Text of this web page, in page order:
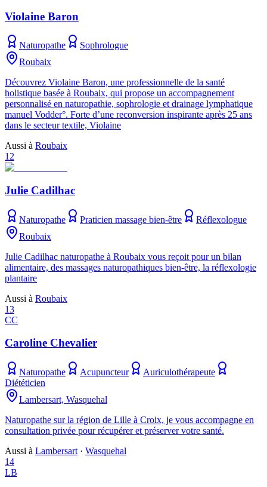
Violaine Baron
Naturopathe
Sophrologue
Roubaix
Découvrez Violaine Baron, une professionnelle de la santé
holistique basée à Roubaix, qui propose un accompagnement
personnalisé en naturopathie, sophrologie et drainage lymphatique
manuel Vodder°. Forte d’une reconversion inspirante après 25 ans
dans le secteur textile, Violaine
Aussi à Roubaix
12
Julie Cadilhac
Naturopathe Praticien massage bien-être
Réflexologue
Roubaix
Julie Cadilhac naturopathe à Roubaix vous reçoit pour un bilan
alimentaire, des massages naturopathiques bien-être, la réflexologie
plantaire
Aussi à Roubaix
13
CC
Caroline Chevalier
Naturopathe Acupuncteur
Auriculothérapeute
Diététicien
Lambersart, Wasquehal
Naturopathe sur la région de Lille à Croix, je vous accompagne en
consultation privée pour récupérer et préserver votre santé.
Aussi à Lambersart · Wasquehal
14
LB